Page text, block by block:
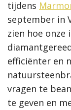
tijdens
september in
zien hoe onze
efficiënter en
vragen te
te geven en